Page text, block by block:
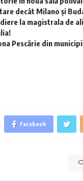
decât Milano și
la magistrala de
Pescărie din
Facebook